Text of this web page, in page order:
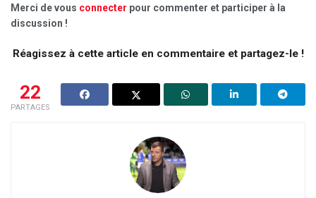
Merci de vous connecter pour commenter et participer à la
discussion !
Réagissez à cette article en commentaire et partagez-le !
22
PARTAGES